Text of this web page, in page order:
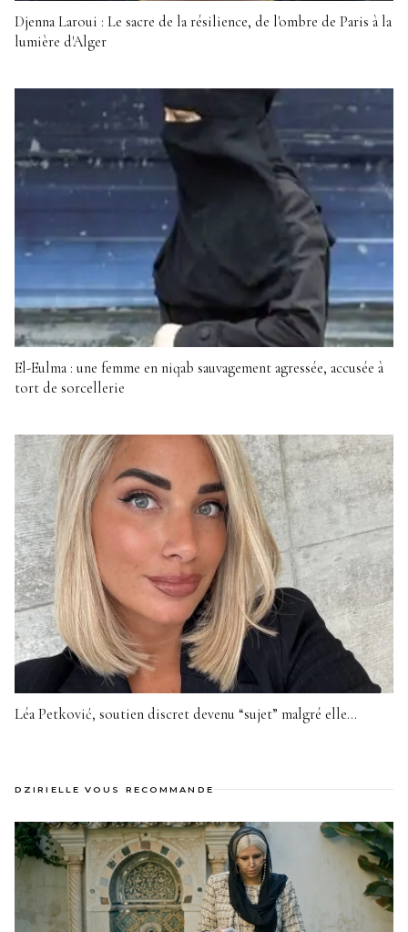
Djenna Laroui : Le sacre de la résilience, de l'ombre de Paris à la
lumière d'Alger
El-Eulma : une femme en niqab sauvagement agressée, accusée à
tort de sorcellerie
Léa Petković, soutien discret devenu “sujet” malgré elle…
DZIRIELLE VOUS RECOMMANDE